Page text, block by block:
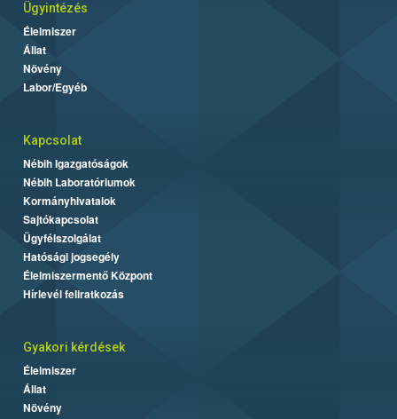
Ügyintézés
Élelmiszer
Állat
Növény
Labor/Egyéb
Kapcsolat
Nébih Igazgatóságok
Nébih Laboratóriumok
Kormányhivatalok
Sajtókapcsolat
Ügyfélszolgálat
Hatósági jogsegély
Élelmiszermentő Központ
Hírlevél feliratkozás
Gyakori kérdések
Élelmiszer
Állat
Növény